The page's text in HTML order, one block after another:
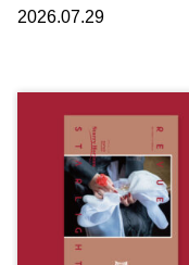
2026.07.29